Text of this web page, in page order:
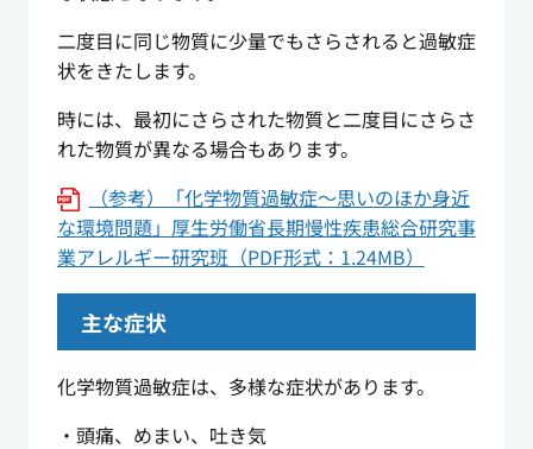
二度目に同じ物質に少量でもさらされると過敏症
状をきたします。
時には、最初にさらされた物質と二度目にさらさ
れた物質が異なる場合もあります。
（参考）「化学物質過敏症～思いのほか身近
な環境問題」厚生労働省長期慢性疾患総合研究事
業アレルギー研究班（PDF形式：1.24MB）
主な症状
化学物質過敏症は、多様な症状があります。
・頭痛、めまい、吐き気